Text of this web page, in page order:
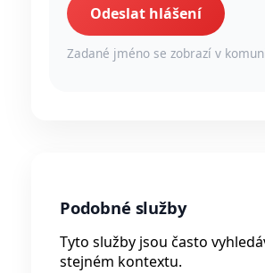
Odeslat hlášení
Zadané jméno se zobrazí v
Podobné služby
Tyto služby jsou často
stejném kontextu.